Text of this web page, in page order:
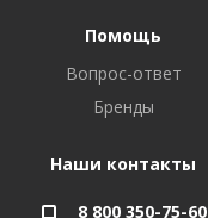
Помощь
Вопрос-ответ
Бренды
Наши контакты
8 800 350-75-60